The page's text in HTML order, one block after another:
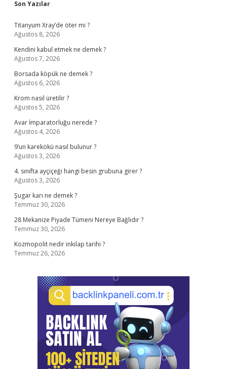
Sidebar
Son Yazılar
Titanyum Xray’de öter mi ?
Ağustos 8, 2026
Kendini kabul etmek ne demek ?
Ağustos 7, 2026
Borsada köpük ne demek ?
Ağustos 6, 2026
Krom nasıl üretilir ?
Ağustos 5, 2026
Avar İmparatorluğu nerede ?
Ağustos 4, 2026
9’un karekökü nasıl bulunur ?
Ağustos 3, 2026
4. sınıfta ayçiçeği hangi besin grubuna girer ?
Ağustos 3, 2026
Şugar karı ne demek ?
Temmuz 30, 2026
28 Mekanize Piyade Tümeni Nereye Bağlıdır ?
Temmuz 30, 2026
Kozmopolit nedir inkılap tarihi ?
Temmuz 26, 2026